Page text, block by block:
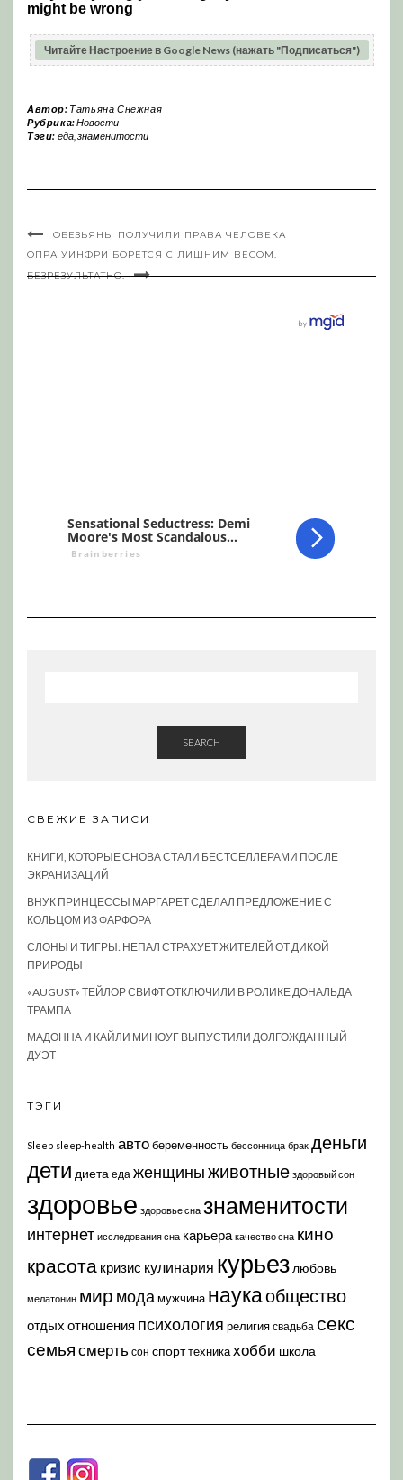
Читайте Настроение в Google News (нажать "Подписаться")
Автор: Татьяна Снежная
Рубрика:Новости
Тэги: еда, знаменитости
ОБЕЗЬЯНЫ ПОЛУЧИЛИ ПРАВА ЧЕЛОВЕКА
ОПРА УИНФРИ БОРЕТСЯ С ЛИШНИМ ВЕСОМ.
БЕЗРЕЗУЛЬТАТНО.
SEARCH
СВЕЖИЕ ЗАПИСИ
КНИГИ, КОТОРЫЕ СНОВА СТАЛИ БЕСТСЕЛЛЕРАМИ ПОСЛЕ
ЭКРАНИЗАЦИЙ
ВНУК ПРИНЦЕССЫ МАРГАРЕТ СДЕЛАЛ ПРЕДЛОЖЕНИЕ С
КОЛЬЦОМ ИЗ ФАРФОРА
СЛОНЫ И ТИГРЫ: НЕПАЛ СТРАХУЕТ ЖИТЕЛЕЙ ОТ ДИКОЙ
ПРИРОДЫ
«AUGUST» ТЕЙЛОР СВИФТ ОТКЛЮЧИЛИ В РОЛИКЕ ДОНАЛЬДА
ТРАМПА
МАДОННА И КАЙЛИ МИНОУГ ВЫПУСТИЛИ ДОЛГОЖДАННЫЙ
ДУЭТ
ТЭГИ
Sleep sleep-health автобеременность бессонница брак деньги
дети диета еда женщиныживотные здоровый сон
здоровье здоровье сна знаменитости
интернет исследования сна карьера качество сна кино
красота кризис кулинария курьез любовь
мелатонин мир модамужчина наукаобщество
отдых отношения психология религия свадьба секс
семья смерть сон спорттехникахобби школа